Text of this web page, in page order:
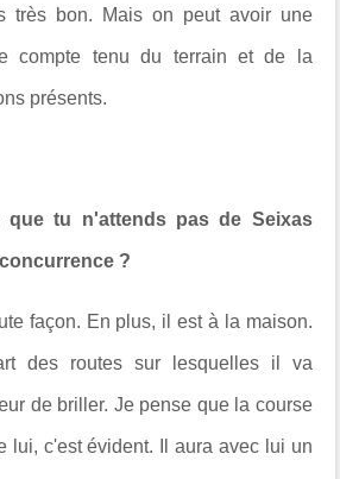
très bon. Mais on peut avoir une
compte tenu du terrain et de la
présents.
que tu n'attends pas de Seixas
?
façon. En plus, il est à la maison.
des routes sur lesquelles il va
de briller. Je pense que la course
lui, c'est évident. Il aura avec lui un